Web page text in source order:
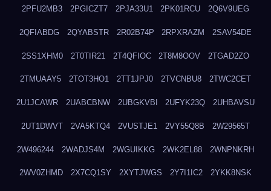
2PFU2MB3 2PGICZT7 2PJA33U1 2PK01RCU 2Q6V9UEG
2QFIABDG 2QYABSTR 2R02B74P 2RPXRAZM 2SAV54DE
2SS1XHM0 2T0TIR21 2T4QFIOC 2T8M8OOV 2TGAD2ZO
2TMUAAY5 2TOT3HO1 2TT1JPJ0 2TVCNBU8 2TWC2CET
2U1JCAWR 2UABCBNW 2UBGKVBI 2UFYK23Q 2UHBAVSU
2UT1DWVT 2VA5KTQ4 2VUSTJE1 2VY55Q8B 2W29565T
2W496244 2WADJS4M 2WGUIKKG 2WK2EL88 2WNPNKRH
2WV0ZHMD 2X7CQ1SY 2XYTJWGS 2Y7I1IC2 2YKK8NSK